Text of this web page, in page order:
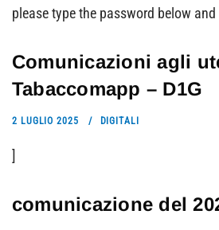
please type the password below
Comunicazioni agli
Tabaccomapp – D1G
2 LUGLIO 2025 DIGITALI
]
comunicazione del